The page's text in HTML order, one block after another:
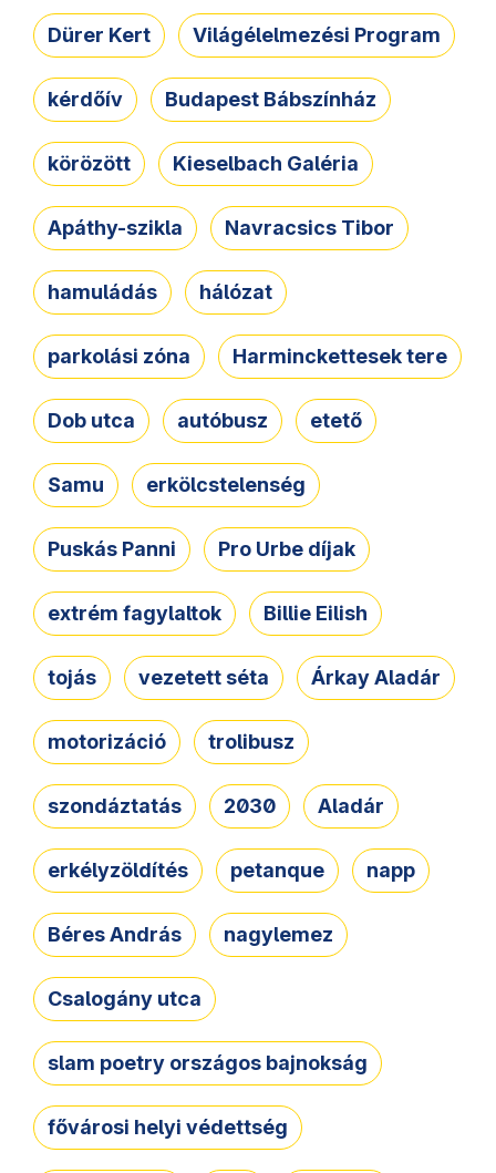
Dürer Kert Világélelmezési Program
kérdőív Budapest Bábszínház
körözött Kieselbach Galéria
Apáthy-szikla Navracsics Tibor
hamuládás hálózat
parkolási zóna Harminckettesek tere
Dob utca autóbusz etető
Samu erkölcstelenség
Puskás Panni Pro Urbe díjak
extrém fagylaltok Billie Eilish
tojás vezetett séta Árkay Aladár
motorizáció trolibusz
szondáztatás 2030 Aladár
erkélyzöldítés petanque napp
Béres András nagylemez
Csalogány utca
slam poetry országos bajnokság
fővárosi helyi védettség